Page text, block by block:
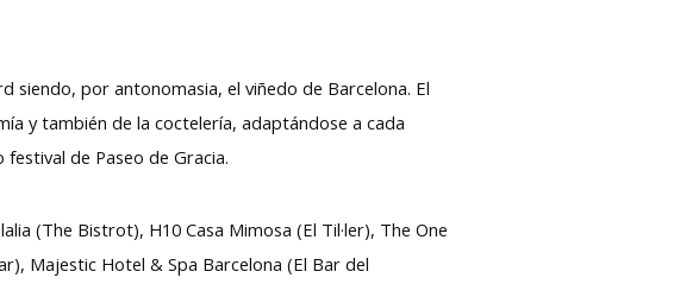
siendo, por antonomasia, el viñedo de Barcelona. El
y también de la coctelería, adaptándose a cada
de Paseo de Gracia.
(The Bistrot), H10 Casa Mimosa (El Til·ler), The One
Majestic Hotel & Spa Barcelona (El Bar del